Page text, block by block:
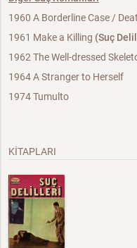
1960 A Borderline Case /
1961 Make a Killing (Suç
1962 The Well-dressed
1964 A Stranger to Herself
1974 Tumulto
KİTAPLARI